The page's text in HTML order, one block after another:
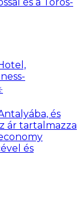
és
ár tartalmazza
és